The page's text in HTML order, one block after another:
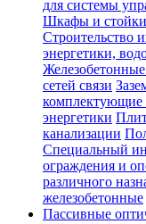
для системы
Шкафы и
Строительство
энергетики,
сетей связи
комплектующие
энергетики
канализации
Специальный
ограждения и
различного
железобетонные
Пассивные